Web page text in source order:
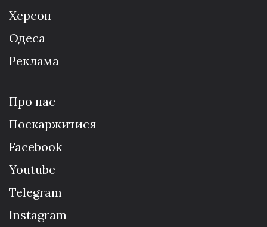
Херсон
Одеса
Реклама
Про нас
Поскаржитися
Facebook
Youtube
Telegram
Instagram